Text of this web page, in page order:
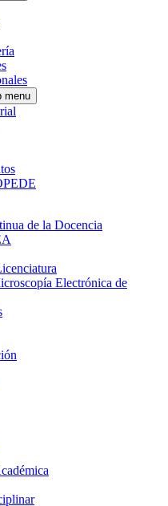
menu
de la Docencia
Electrónica de